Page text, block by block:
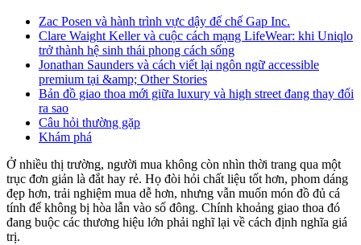
Zac Posen và hành trình vực dậy đế chế Gap Inc.
Clare Waight Keller và cuộc cách mạng LifeWear: khi Uniqlo
trở thành hệ sinh thái phong cách sống
Jonathan Saunders và cách viết lại ngôn ngữ accessible
premium tại &amp; Other Stories
Bản đồ giao thoa mới giữa luxury và high street đang thay đổi
ra sao
Câu hỏi thường gặp
Khám phá
Ở nhiều thị trường, người mua không còn nhìn thời trang qua một
trục đơn giản là đắt hay rẻ. Họ đòi hỏi chất liệu tốt hơn, phom dáng
đẹp hơn, trải nghiệm mua dễ hơn, nhưng vẫn muốn món đồ đủ cá
tính để không bị hòa lẫn vào số đông. Chính khoảng giao thoa đó
đang buộc các thương hiệu lớn phải nghĩ lại về cách định nghĩa giá
trị.